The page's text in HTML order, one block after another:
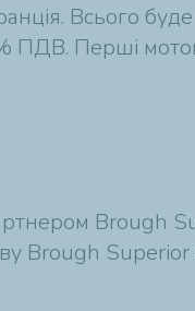
Всього
ПДВ. Перші
Brough
Brough